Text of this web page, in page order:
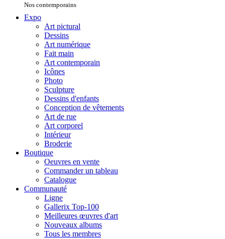
Nos contemporains
Expo
Art pictural
Dessins
Art numérique
Fait main
Art contemporain
Icônes
Photo
Sculpture
Dessins d'enfants
Conception de vêtements
Art de rue
Art corporel
Intérieur
Broderie
Boutique
Oeuvres en vente
Commander un tableau
Catalogue
Communauté
Ligne
Gallerix Top-100
Meilleures œuvres d'art
Nouveaux albums
Tous les membres